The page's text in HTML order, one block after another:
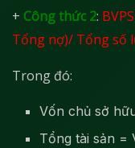
+ Công thức 2:
Tổng nợ)/ Tổng số
Trong đó:
Vốn chủ sở
Tổng tài sản =